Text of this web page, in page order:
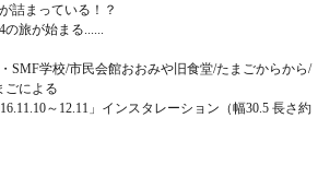
詰まっている！？
旅が始まる......
SMF学校/市民会館おおみや旧食堂/たまごからから/
ごによる
～12.11」インスタレーション（幅30.5 長さ約